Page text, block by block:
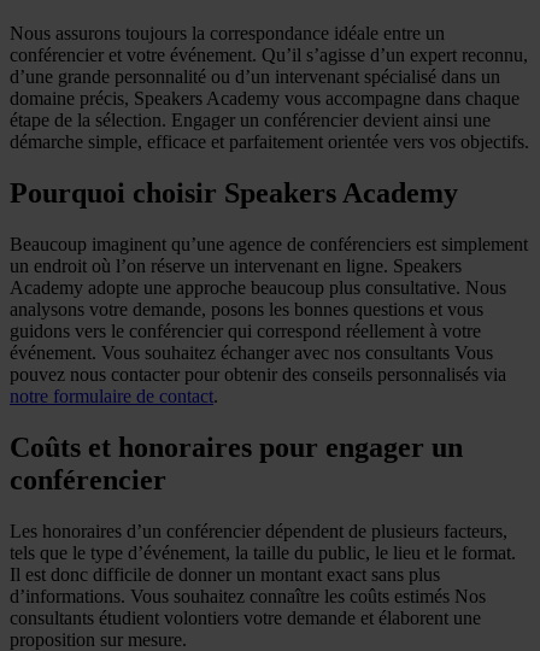
Nous assurons toujours la correspondance idéale entre un
conférencier et votre événement. Qu’il s’agisse d’un expert reconnu,
d’une grande personnalité ou d’un intervenant spécialisé dans un
domaine précis, Speakers Academy vous accompagne dans chaque
étape de la sélection. Engager un conférencier devient ainsi une
démarche simple, efficace et parfaitement orientée vers vos objectifs.
Pourquoi choisir Speakers Academy
Beaucoup imaginent qu’une agence de conférenciers est simplement
un endroit où l’on réserve un intervenant en ligne. Speakers
Academy adopte une approche beaucoup plus consultative. Nous
analysons votre demande, posons les bonnes questions et vous
guidons vers le conférencier qui correspond réellement à votre
événement. Vous souhaitez échanger avec nos consultants Vous
pouvez nous contacter pour obtenir des conseils personnalisés via
notre formulaire de contact.
Coûts et honoraires pour engager un
conférencier
Les honoraires d’un conférencier dépendent de plusieurs facteurs,
tels que le type d’événement, la taille du public, le lieu et le format.
Il est donc difficile de donner un montant exact sans plus
d’informations. Vous souhaitez connaître les coûts estimés Nos
consultants étudient volontiers votre demande et élaborent une
proposition sur mesure.